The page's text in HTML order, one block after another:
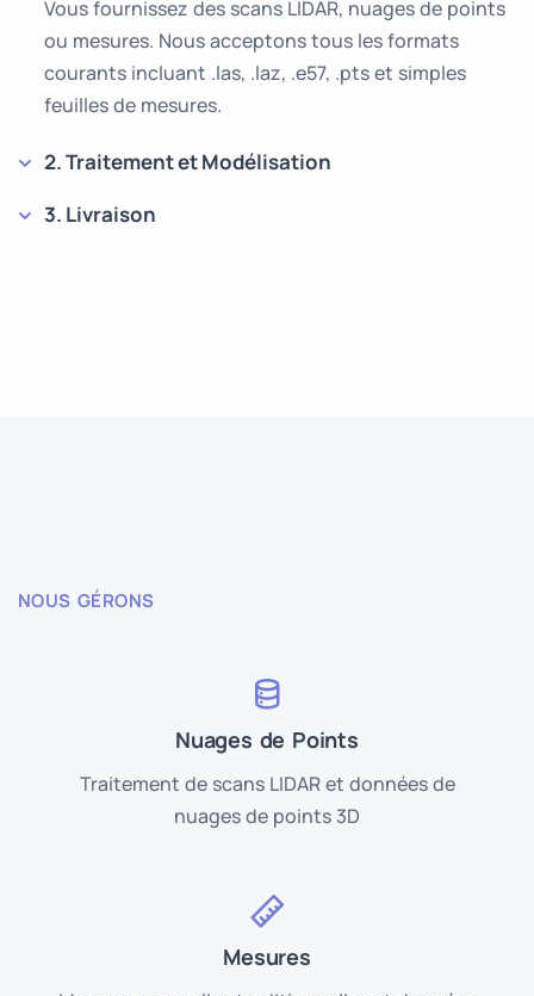
Vous fournissez des scans LIDAR, nuages de points
ou mesures. Nous acceptons tous les formats
courants incluant .las, .laz, .e57, .pts et simples
feuilles de mesures.
2. Traitement et Modélisation
3. Livraison
NOUS GÉRONS
Nuages de Points
Traitement de scans LIDAR et données de
nuages de points 3D
Mesures